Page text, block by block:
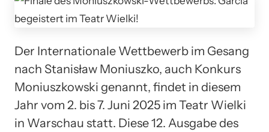
Der Internationale Wettbewerb im Gesang
nach Stanisław Moniuszko, auch Konkurs
Moniuszkowski genannt, findet in diesem
Jahr vom 2. bis 7. Juni 2025 im Teatr Wielki
in Warschau statt. Diese 12. Ausgabe des